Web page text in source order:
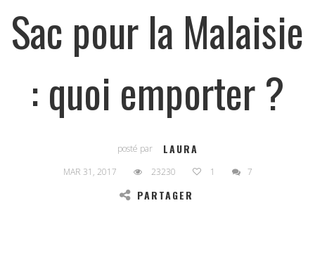
Sac pour la Malaisie
: quoi emporter ?
posté par LAURA
MAR 31, 2017 23230 1 7
PARTAGER